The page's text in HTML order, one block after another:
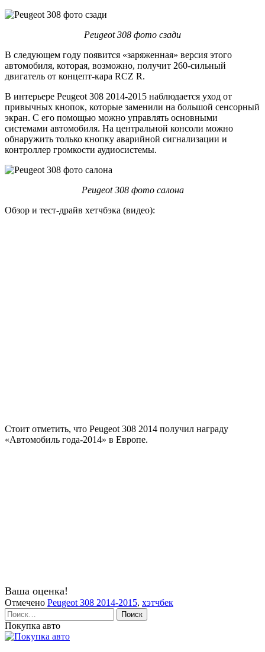
Peugeot 308 фото сзади
В следующем году появится «заряженная» версия этого
автомобиля, которая, возможно, получит 260-сильный
двигатель от концепт-кара RCZ R.
В интерьере Peugeot 308 2014-2015 наблюдается уход от
привычных кнопок, которые заменили на большой сенсорный
экран. С его помощью можно управлять основными
системами автомобиля. На центральной консоли можно
обнаружить только кнопку аварийной сигнализации и
контроллер громкости аудиосистемы.
Peugeot 308 фото салона
Обзор и тест-драйв хетчбэка (видео):
Стоит отметить, что Peugeot 308 2014 получил награду
«Автомобиль года-2014» в Европе.
Ваша оценка!
Отмечено Peugeot 308 2014-2015, хэтчбек
Найти:
Покупка авто